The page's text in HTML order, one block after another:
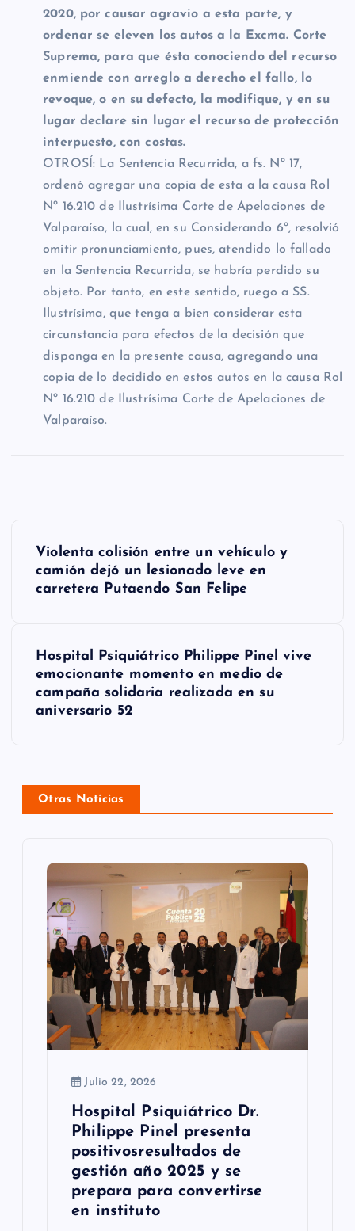
2020, por causar agravio a esta parte, y
ordenar se eleven los autos a la Excma. Corte
Suprema, para que ésta conociendo del recurso
enmiende con arreglo a derecho el fallo, lo
revoque, o en su defecto, la modifique, y en su
lugar declare sin lugar el recurso de protección
interpuesto, con costas.
OTROSÍ: La Sentencia Recurrida, a fs. Nº 17,
ordenó agregar una copia de esta a la causa Rol
Nº 16.210 de Ilustrísima Corte de Apelaciones de
Valparaíso, la cual, en su Considerando 6º, resolvió
omitir pronunciamiento, pues, atendido lo fallado
en la Sentencia Recurrida, se habría perdido su
objeto. Por tanto, en este sentido, ruego a SS.
Ilustrísima, que tenga a bien considerar esta
circunstancia para efectos de la decisión que
disponga en la presente causa, agregando una
copia de lo decidido en estos autos en la causa Rol
Nº 16.210 de Ilustrísima Corte de Apelaciones de
Valparaíso.
ó
n
Violenta colisión entre un vehículo y
camión dejó un lesionado leve en
carretera Putaendo San Felipe
Hospital Psiquiátrico Philippe Pinel vive
emocionante momento en medio de
campaña solidaria realizada en su
aniversario 52
Otras Noticias
Julio 22, 2026
Hospital Psiquiátrico Dr.
Philippe Pinel presenta
positivosresultados de
gestión año 2025 y se
prepara para convertirse
en instituto